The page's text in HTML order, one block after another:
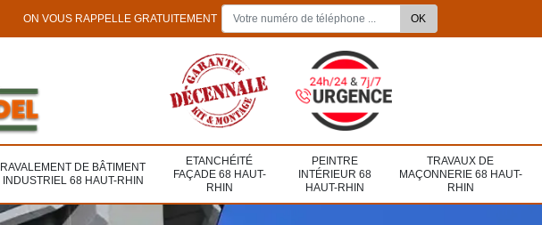
ON VOUS RAPPELLE GRATUITEMENT
RAVALEMENT DE BÂTIMENT
INDUSTRIEL 68 HAUT-RHIN
ETANCHÉITÉ
FAÇADE 68 HAUT-
RHIN
PEINTRE
INTÉRIEUR 68
HAUT-RHIN
TRAVAUX DE
MAÇONNERIE 68 HAUT-
RHIN